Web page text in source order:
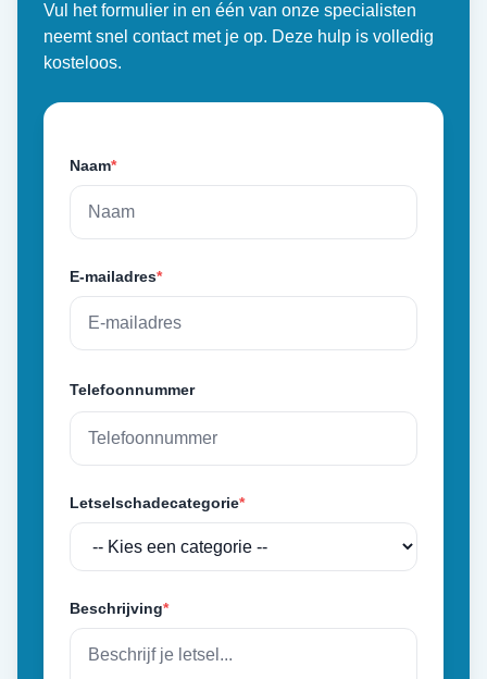
Vul het formulier in en één van onze specialisten
neemt snel contact met je op. Deze hulp is volledig
kosteloos.
Naam*
E-mailadres*
Telefoonnummer
Letselschadecategorie*
Beschrijving*